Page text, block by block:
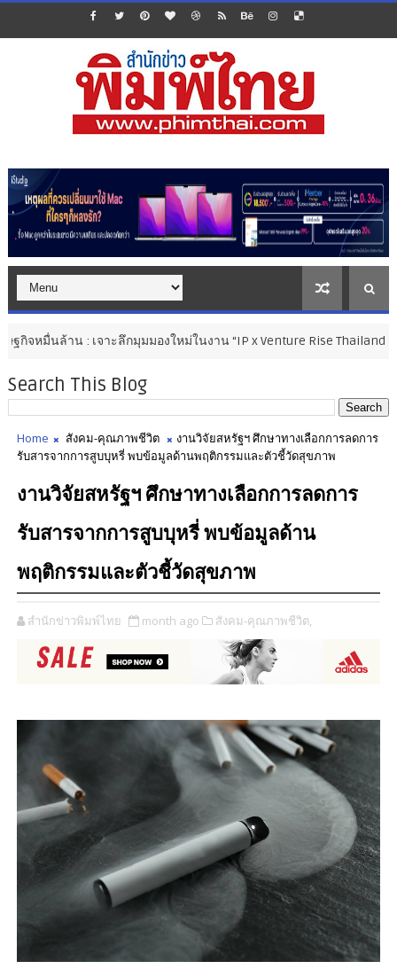
น : เจาะลึกมุมมองใหม่ในงาน “IP x Venture Rise Thailand 2026”
Search This Blog
Home สังคม-คุณภาพชีวิต
งานวิจัยสหรัฐฯ ศึกษาทางเลือกการลดการ
รับสารจากการสูบบุหรี่ พบข้อมูลด้านพฤติกรรมและตัวชี้วัดสุขภาพ
งานวิจัยสหรัฐฯ ศึกษาทางเลือกการลดการ
รับสารจากการสูบบุหรี่ พบข้อมูลด้าน
พฤติกรรมและตัวชี้วัดสุขภาพ
สำนักข่าวพิมพ์ไทย month ago สังคม-คุณภาพชีวิต,